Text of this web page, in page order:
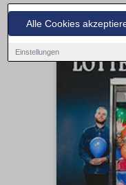
Alle Cookies
Einstellungen